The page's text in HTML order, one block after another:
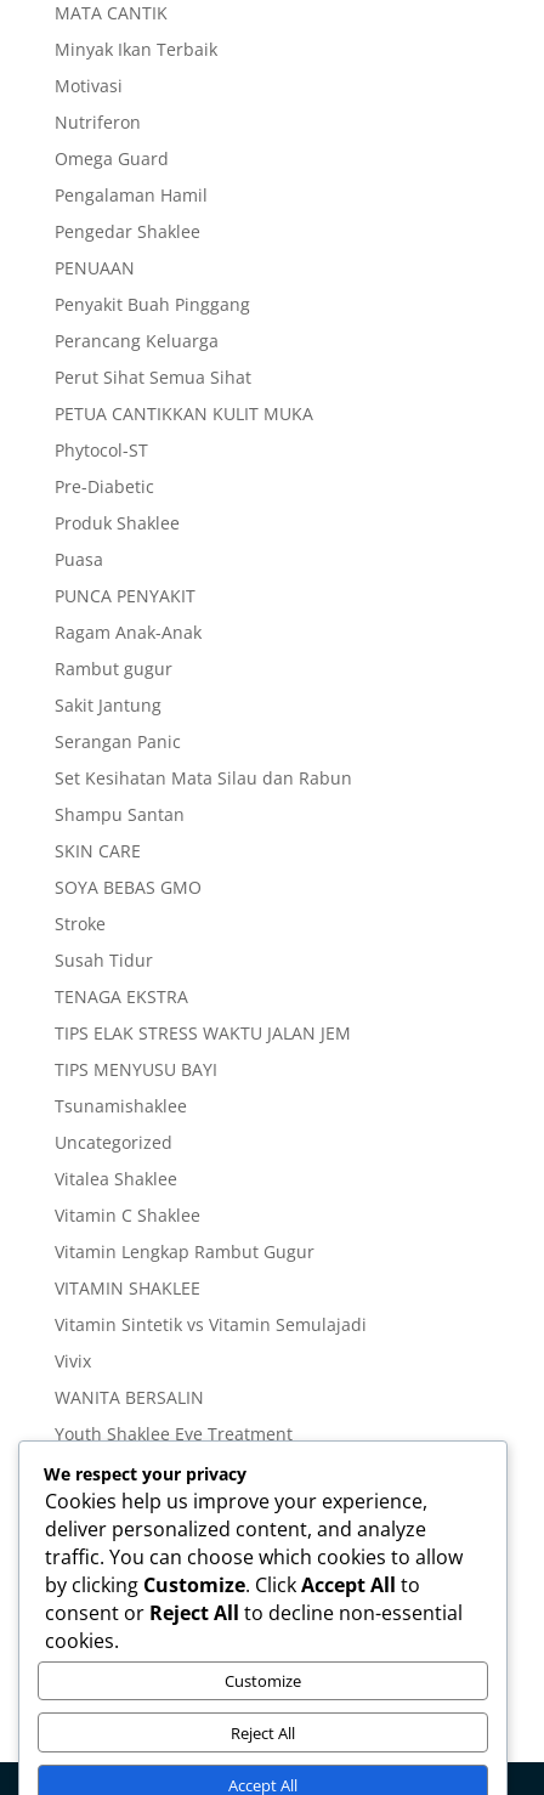
MATA CANTIK
Minyak Ikan Terbaik
Motivasi
Nutriferon
Omega Guard
Pengalaman Hamil
Pengedar Shaklee
PENUAAN
Penyakit Buah Pinggang
Perancang Keluarga
Perut Sihat Semua Sihat
PETUA CANTIKKAN KULIT MUKA
Phytocol-ST
Pre-Diabetic
Produk Shaklee
Puasa
PUNCA PENYAKIT
Ragam Anak-Anak
Rambut gugur
Sakit Jantung
Serangan Panic
Set Kesihatan Mata Silau dan Rabun
Shampu Santan
SKIN CARE
SOYA BEBAS GMO
Stroke
Susah Tidur
TENAGA EKSTRA
TIPS ELAK STRESS WAKTU JALAN JEM
TIPS MENYUSU BAYI
Tsunamishaklee
Uncategorized
Vitalea Shaklee
Vitamin C Shaklee
Vitamin Lengkap Rambut Gugur
VITAMIN SHAKLEE
Vitamin Sintetik vs Vitamin Semulajadi
Vivix
WANITA BERSALIN
Youth Shaklee Eye Treatment
YOUTH SKIN CARE SERIES
Meta
Log in
Entries feed
Comments feed
We respect your privacy
Cookies help us improve your experience,
deliver personalized content, and analyze
traffic. You can choose which cookies to allow
by clicking Customize. ClickAccept All to
consent or Reject All to decline non-essential
cookies.
Customize
Reject All
Accept All